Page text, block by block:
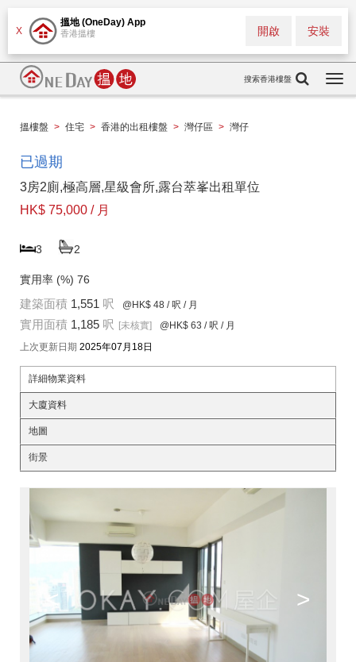
X
搵地 (OneDay) App
香港搵樓 安裝
開啟
搜索香港樓盤
搵樓盤 > 住宅 > 香港的出租樓盤 > 灣仔區 > 灣仔
已過期
3房2廁,極高層,星級會所,露台萃峯出租單位
HK$ 75,000 / 月
3 2
實用率 (%) 76
建築面積 1,551 呎 @HK$ 48 / 呎 / 月
實用面積 1,185 呎 [未核實] @HK$ 63 / 呎 / 月
上次更新日期 2025年07月18日
詳細物業資料
大廈資料
地圖
街景
< >